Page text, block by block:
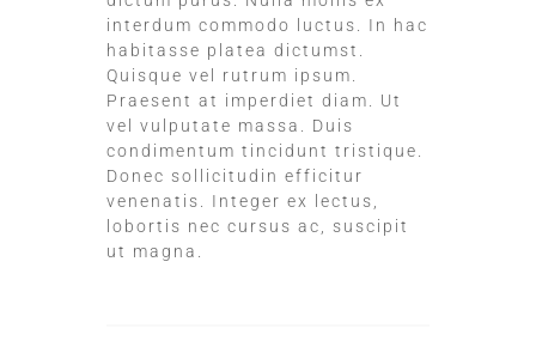
interdum commodo luctus. In hac
habitasse platea dictumst.
Quisque vel rutrum ipsum.
Praesent at imperdiet diam. Ut
vel vulputate massa. Duis
condimentum tincidunt tristique.
Donec sollicitudin efficitur
venenatis. Integer ex lectus,
lobortis nec cursus ac, suscipit
ut magna.